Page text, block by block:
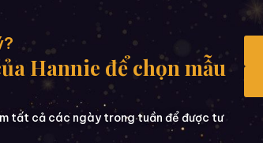
Hannie để chọn mẫu
tất cả các ngày trong tuần để được tư